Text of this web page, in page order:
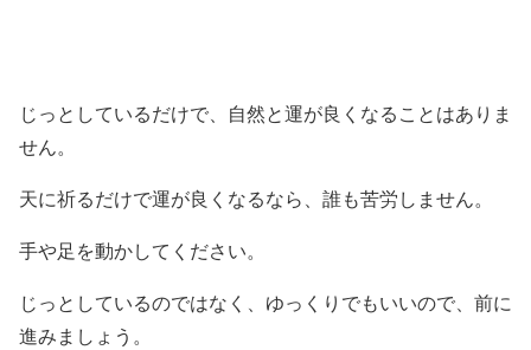
じっとしているだけで、自然と運が良くなることはありま
せん。
天に祈るだけで運が良くなるなら、誰も苦労しません。
手や足を動かしてください。
じっとしているのではなく、ゆっくりでもいいので、前に
進みましょう。